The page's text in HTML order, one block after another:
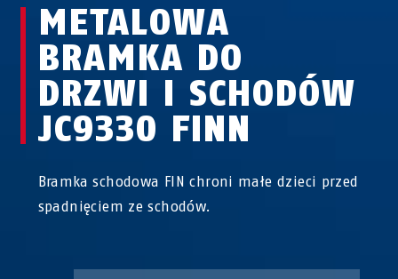
METALOWA
BRAMKA DO
DRZWI I SCHODÓW
JC9330 FINN
Bramka schodowa FIN chroni małe dzieci przed
spadnięciem ze schodów.